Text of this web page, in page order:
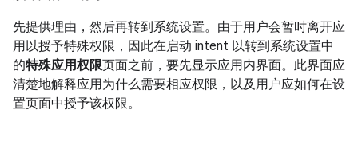
先提供理由，然后再转到系统设置。由于用户会暂时离开应
用以授予特殊权限，因此在启动 intent 以转到系统设置中
的特殊应用权限页面之前，要先显示应用内界面。此界面应
清楚地解释应用为什么需要相应权限，以及用户应如何在设
置页面中授予该权限。